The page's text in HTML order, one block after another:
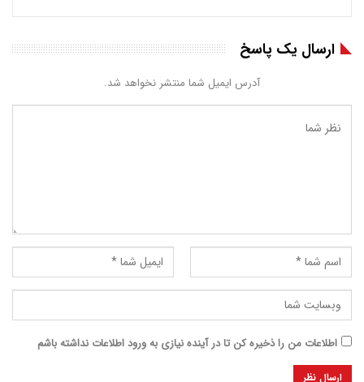
ارسال یک پاسخ
آدرس ایمیل شما منتشر نخواهد شد.
اطلاعات من را ذخیره کن تا در آینده نیازی به ورود اطلاعات نداشته باشم